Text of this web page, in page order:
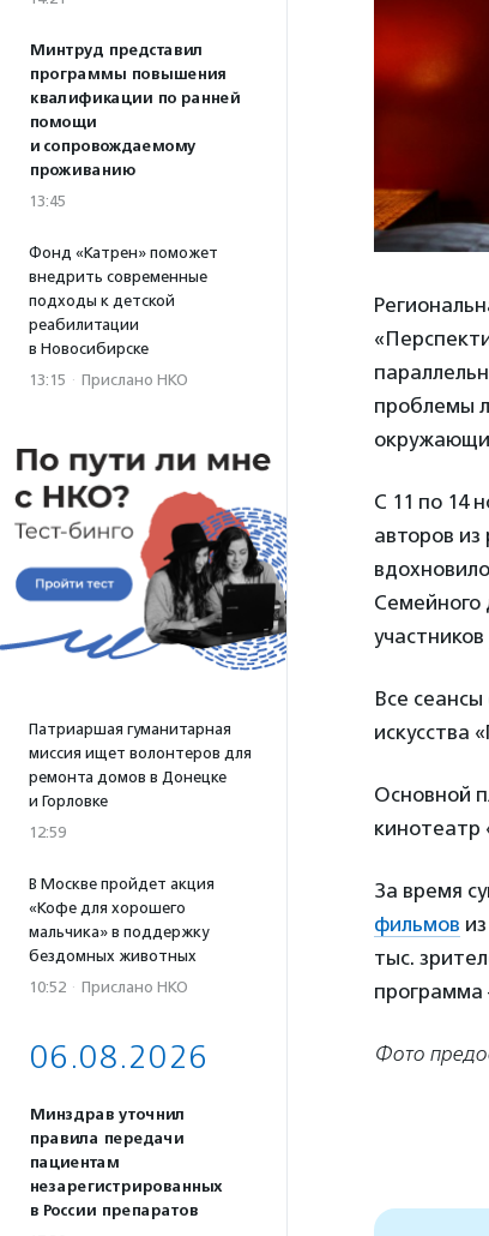
Минтруд представил
программы повышения
квалификации по ранней
помощи
и сопровождаемому
проживанию
13:45
Фонд «Катрен» поможет
внедрить современные
подходы к детской
реабилитации
в Новосибирске
13:15 · Прислано НКО
Патриаршая гуманитарная
миссия ищет волонтеров для
ремонта домов в Донецке
и Горловке
12:59
В Москве пройдет акция
«Кофе для хорошего
мальчика» в поддержку
бездомных животных
10:52 · Прислано НКО
06.08.2026
Минздрав уточнил
правила передачи
пациентам
незарегистрированных
в России препаратов
проблемы
С 11 по 14
авторов из
Семейного
участников
Все
искусства
Основной
кинотеатр
За время
фильмов
тыс.
программа
Фото